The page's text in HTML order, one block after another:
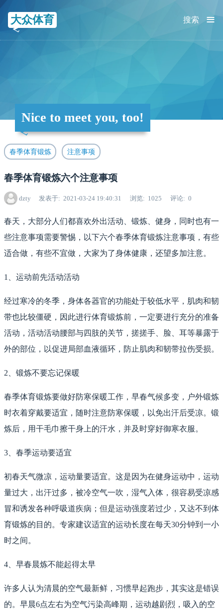
大众体育 ≡
搜索
Nice to meet you, too!
春季体育锻炼 注意事项
春季体育锻炼六个注意事项
dzty 发表于 2021-03-24 19:40:31 浏览 1025 评论 0
春天，大部分人们都喜欢外出活动、锻炼、健身，同时也有一
些注意事项需要警惕，以下六个春季体育锻炼注意事项，有些
适合做，有些不宜做，大家为了身体健康，还望多加注意。
1、运动前先活动活动
经过寒冷的冬季，身体各器官的功能处于较低水平，肌肉和韧
带也比较僵硬，因此进行体育锻炼前，一定要进行充分的准备
活动，活动活动腰部与四肢的关节，搓搓手、脸、耳等暴露于
外的部位，以促进局部血液循环，防止肌肉和韧带拉伤受损。
2、锻炼不要忘记保暖
春季体育锻炼要做好防寒保暖工作，早春气候多变，户外锻炼
时衣着穿戴要适宜，随时注意防寒保暖，以免出汗后受凉。锻
炼后，用干毛巾擦干身上的汗水，并及时穿好御寒衣服。
3、春季运动要适宜
初春天气微凉，运动量要适宜。这是因为在健身运动中，运动
量过大，出汗过多，被冷空气一吹，湿气入体，很容易受凉感
冒和诱发各种呼吸道疾病；但是运动强度若过少，又达不到体
育锻炼的目的。专家建议适宜的运动长度在每天30分钟到一小
时之间。
4、早春晨炼不能起得太早
许多人认为清晨的空气最新鲜，习惯早起跑步，其实这是错误
的。早晨6点左右为空气污染高峰期，运动越剧烈，吸入的空